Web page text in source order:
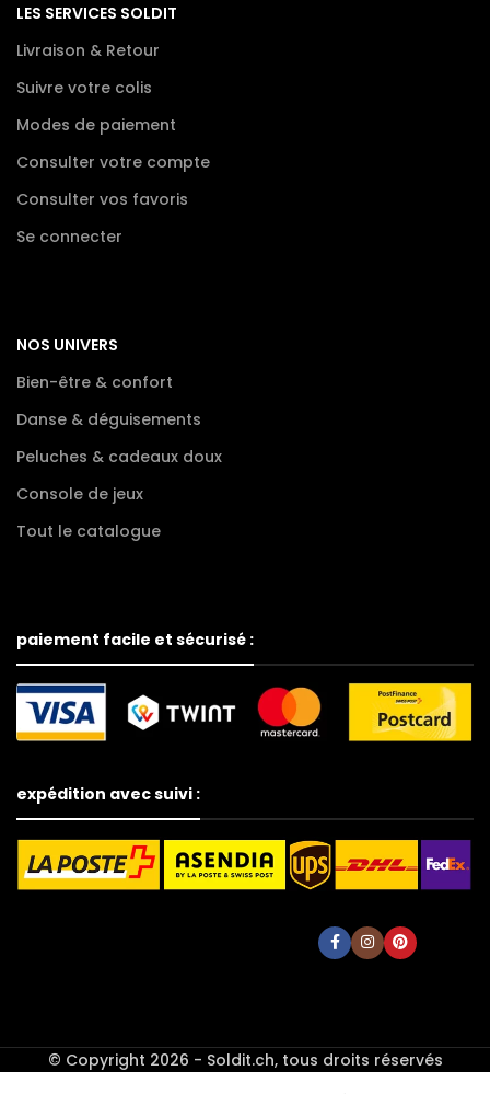
LES SERVICES SOLDIT
Livraison & Retour
Suivre votre colis
Modes de paiement
Consulter votre compte
Consulter vos favoris
Se connecter
NOS UNIVERS
Bien-être & confort
Danse & déguisements
Peluches & cadeaux doux
Console de jeux
Tout le catalogue
paiement facile et sécurisé :
expédition avec suivi :
© Copyright 2026 - Soldit.ch, tous droits réservés
Pommeau
de douche à